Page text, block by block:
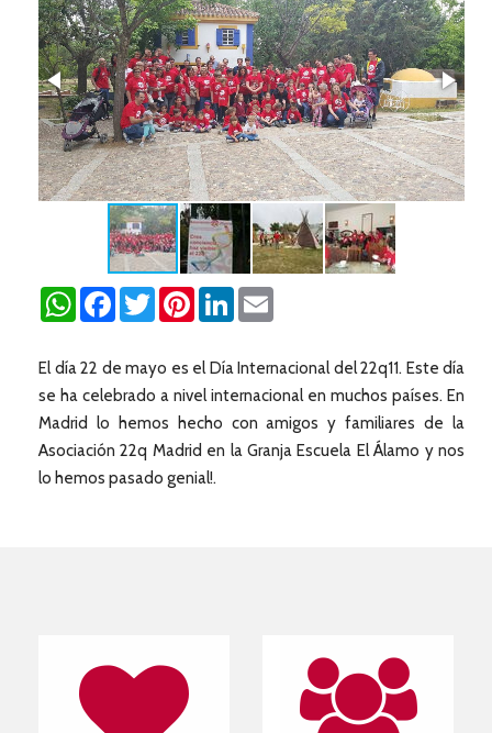
WhatsAppFacebookTwitterPinterestLinkedIn
El día 22 de mayo es el Día Internacional del 22q11. Este día
se ha celebrado a nivel internacional en muchos países. En
Madrid lo hemos hecho con amigos y familiares de la
Asociación 22q Madrid en la Granja Escuela El Álamo y nos
lo hemos pasado genial!.